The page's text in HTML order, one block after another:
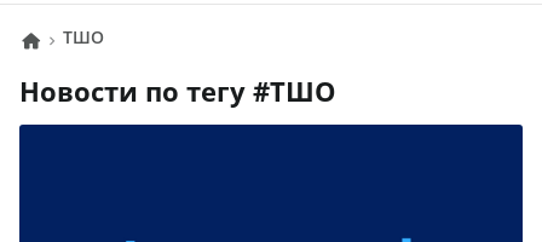
ТШО
Новости по тегу # ТШО